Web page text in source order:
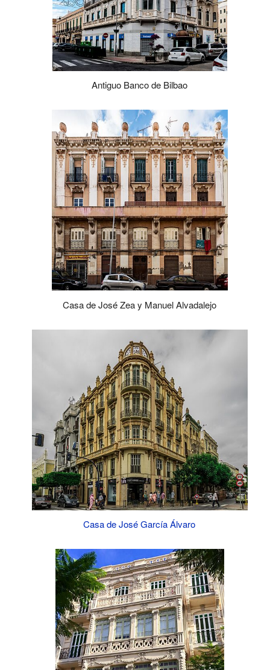
Antiguo Banco de Bilbao
Casa de José Zea y Manuel Alvadalejo
Casa de José García Álvaro